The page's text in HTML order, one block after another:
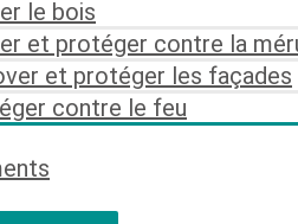
le bois
et protéger contre la
et protéger les façades
contre le feu